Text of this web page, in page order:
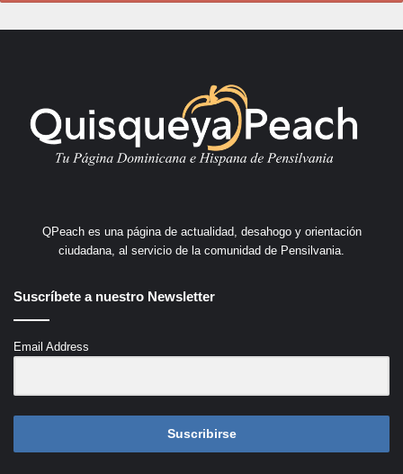
QPeach es una página de actualidad, desahogo y orientación
ciudadana, al servicio de la comunidad de Pensilvania.
Suscríbete a nuestro Newsletter
Email Address
Suscribirse